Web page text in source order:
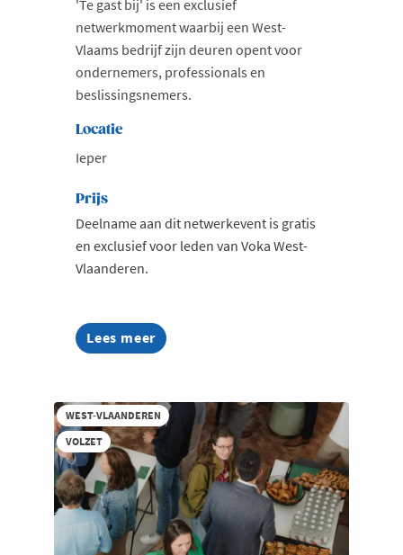
'Te gast bij' is een exclusief
netwerkmoment waarbij een West-
Vlaams bedrijf zijn deuren opent voor
ondernemers, professionals en
beslissingsnemers.
Locatie
Ieper
Prijs
Deelname aan dit netwerkevent is gratis
en exclusief voor leden van Voka West-
Vlaanderen.
Lees meer
about
Te
Connect
Group
Belgium
WEST-VLAANDEREN
VOLZET